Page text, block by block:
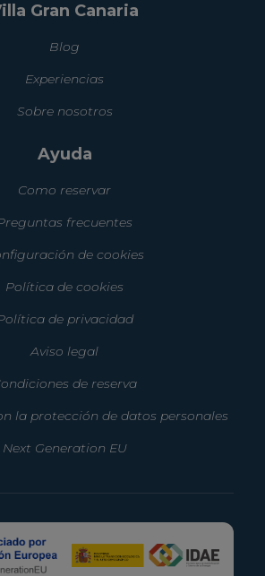
Gran Canaria
Blog
Experiencias
Sobre nosotros
Ayuda
Como reservar
frecuentes
de cookies
Política de cookies
de privacidad
Aviso legal
de reserva
la protección de datos personales
Next Generation EU